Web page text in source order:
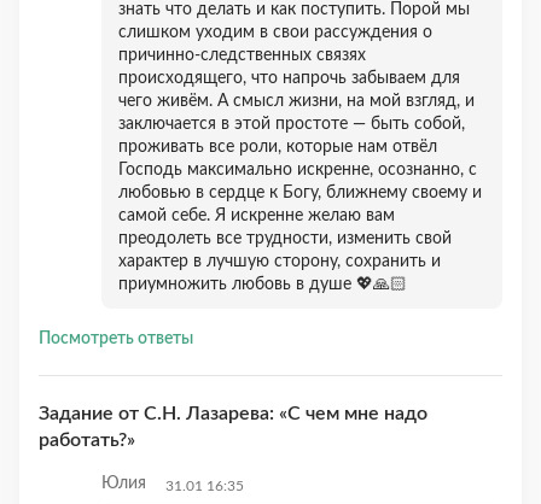
знать что делать и как поступить. Порой мы
слишком уходим в свои рассуждения о
причинно-следственных связях
происходящего, что напрочь забываем для
чего живём. А смысл жизни, на мой взгляд, и
заключается в этой простоте — быть собой,
проживать все роли, которые нам отвёл
Господь максимально искренне, осознанно, с
любовью в сердце к Богу, ближнему своему и
самой себе. Я искренне желаю вам
преодолеть все трудности, изменить свой
характер в лучшую сторону, сохранить и
приумножить любовь в душе 💖🙏🏻
Посмотреть ответы
Задание от С.Н. Лазарева: «С чем мне надо
работать?»
Юлия 31.01 16:35